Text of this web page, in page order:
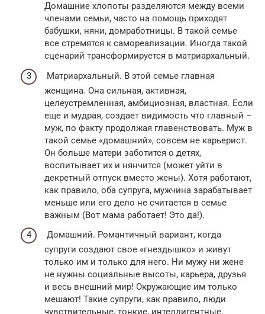
Домашние хлопоты разделяются между всеми
членами семьи, часто на помощь приходят
бабушки, няни, домработницы. В такой семье
все стремятся к самореализации. Иногда такой
сценарий трансформируется в матриархальный.
Матриархальный. В этой семье главная
женщина. Она сильная, активная,
целеустремленная, амбициозная, властная. Если
еще и мудрая, создает видимость что главный –
муж, по факту продолжая главенствовать. Муж в
такой семье «домашний», совсем не карьерист.
Он больше матери заботится о детях,
воспитывает их и нянчится (может уйти в
декретный отпуск вместо жены). Хотя работают,
как правило, оба супруга, мужчина зарабатывает
меньше или его дело не считается в семье
важным (Вот мама работает! Это да!).
Домашний. Романтичный вариант, когда
супруги создают свое «гнездышко» и живут
только им и только для него. Ни мужу ни жене
не нужны социальные высоты, карьера, друзья
и весь внешний мир! Окружающие им только
мешают! Такие супруги, как правило, люди
чувствительные, тонкие, интеллигентные,